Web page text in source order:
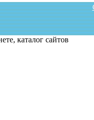
каталог сайтов